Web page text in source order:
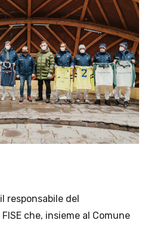
responsabile del
che, insieme al Comune